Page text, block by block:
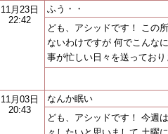
11月23日
22:42
ふう・・
ども、アシッドです！ この
ないわけですが 何でこんな
事が忙しい日々を送ってお
11月03日
20:43
なんか眠い
ども、アシッドです！ 今週